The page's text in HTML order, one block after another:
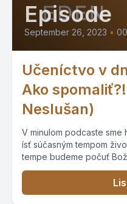
Episode
September 26, 2023 •
Učeníctvo v
Ako
Neslušan)
V minulom podcaste
ísť súčasným tempom
tempe budeme počuť